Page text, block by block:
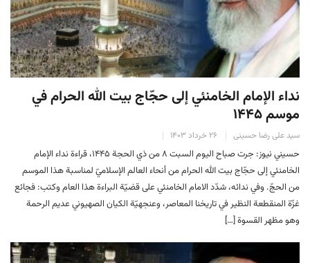
نداء الإمام الخامنئي إلى حجّاج بيت الله الحرام في
موسم ۱۴۴۵
سید علی رضا حسینی ۲۶ خرداد ۱۴۰۳
حسیني نیوز: جرت صباح اليوم السبت ۸ من ذي الحجة ۱۴۴۵، قراءة نداء الإمام
الخامنئي إلى حجّاج بيت الله الحرام من أنحاء العالم الإسلاميّ لمناسبة هذا الموسم
من الحجّ. وفي ندائه، شدّد الامام الخامنئي على قضيّة البراءة هذا العام وکتب: فجائع
غزّة المنقطعة النظير في تاريخنا المعاصر، وعنجهيّة الكيان الصهيوني عديم الرحمة
وهو مظهر القسوة […]